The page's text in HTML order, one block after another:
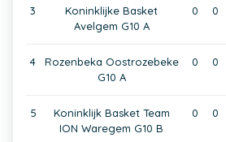
3
Koninklijke Basket
Avelgem G10 A
0 0
4
Rozenbeka Oostrozebeke
G10 A
0 0
5
Koninklijk Basket Team
ION Waregem G10 B
0 0